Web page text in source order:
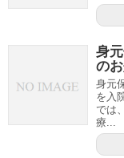
身
のお
身元
を入
では
療...